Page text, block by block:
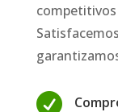
competitivos
